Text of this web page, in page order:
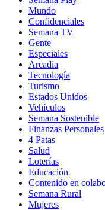
Mundo
Confidenciales
Semana TV
Gente
Especiales
Arcadia
Tecnología
Turismo
Estados Unidos
Vehículos
Semana Sostenible
Finanzas Personales
4 Patas
Salud
Loterías
Educación
Contenido en
Semana Rural
Mujeres